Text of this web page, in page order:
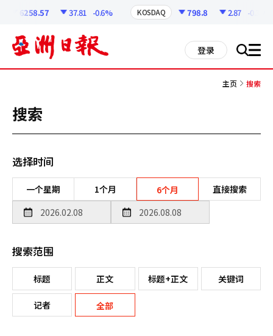
6258.57 37.81 -0.6% KOSDAQ 798.8 2.87 -0.36%
登录 搜 all
主页 搜索
搜索
选择时间
一个星期 1个月 6个月 直接搜索
搜索范围
标题 正文 标题+正文 关键词
记者 全部